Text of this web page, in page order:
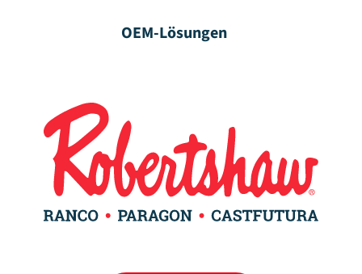
OEM-Lösungen